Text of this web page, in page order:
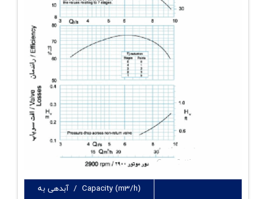
Capacity (m3/h) / آبدهی به